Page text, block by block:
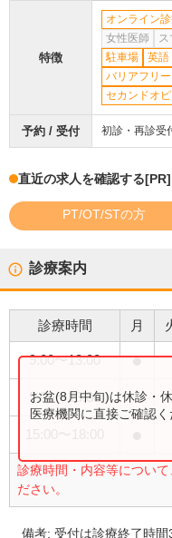
特徴
オンライン
女性医師
ス
駐車場
英語
バリアフリー
セカンドオ
予約 / 受付 初診・再診受
直近の求人を確認する[PR]
PT/OT/STの方
診療案内
診療時間 月
9:00〜13:00 ●
9:00〜13:30
診療時間・内容等につい
ださい。
お盆(8月中旬)は休診・
医療機関に直接ご確認く
備考:受付は診療終了時